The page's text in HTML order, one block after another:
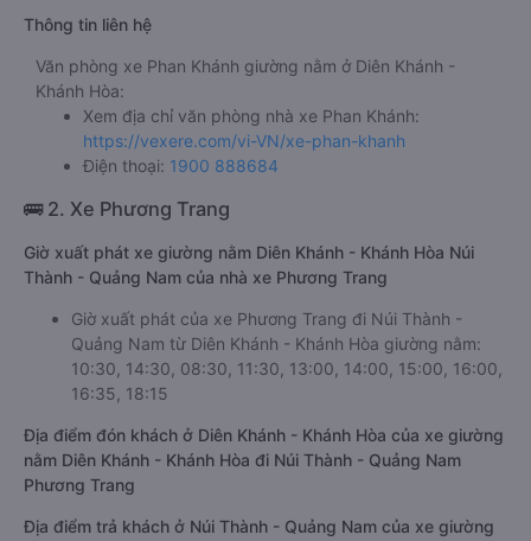
Thông tin liên hệ
Văn phòng xe Phan Khánh giường nằm ở Diên Khánh -
Khánh Hòa:
Xem địa chỉ văn phòng nhà xe Phan Khánh:
https://vexere.com/vi-VN/xe-phan-khanh
Điện thoại: 1900 888684
🚌 2. Xe Phương Trang
Giờ xuất phát xe giường nằm Diên Khánh - Khánh Hòa Núi
Thành - Quảng Nam của nhà xe Phương Trang
Giờ xuất phát của xe Phương Trang đi Núi Thành -
Quảng Nam từ Diên Khánh - Khánh Hòa giường nằm:
10:30, 14:30, 08:30, 11:30, 13:00, 14:00, 15:00, 16:00,
16:35, 18:15
Địa điểm đón khách ở Diên Khánh - Khánh Hòa của xe giường
nằm Diên Khánh - Khánh Hòa đi Núi Thành - Quảng Nam
Phương Trang
Địa điểm trả khách ở Núi Thành - Quảng Nam của xe giường